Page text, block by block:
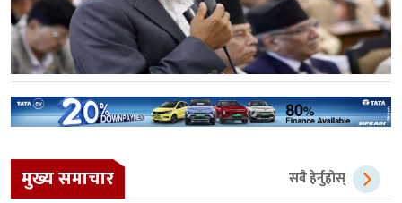
मुख्य समाचार सबै हेर्नुहोस्